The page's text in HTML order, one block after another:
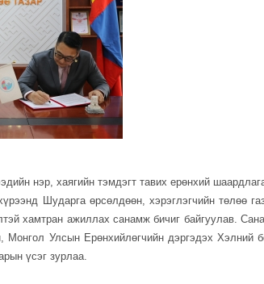
нэр, хаягийн тэмдэгт тавих ерөнхий
Шударга өрсөлдөөн, хэрэглэгчийн төлөө
хамтран ажиллах санамж бичиг байгуулав.
Монгол Улсын Ерөнхийлөгчийн дэргэдэх Хэлний
үсэг зурлаа.